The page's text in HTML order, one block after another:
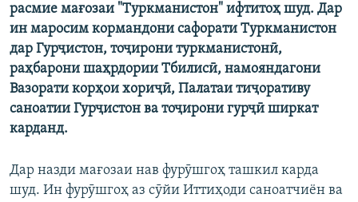
расмие мағозаи "Туркманистон" ифтитоҳ шуд. Дар
ин маросим кормандони сафорати Туркманистон
дар Гурҷистон, тоҷирони туркманистонӣ,
раҳбарони шаҳрдории Тбилисӣ, намояндагони
Вазорати корҳои хориҷӣ, Палатаи тиҷоративу
саноатии Гурҷистон ва тоҷирони гурҷӣ ширкат
карданд.
Дар назди мағозаи нав фурӯшгоҳ ташкил карда
шуд. Ин фурӯшгоҳ аз сӯйи Иттиҳоди саноатчиён ва